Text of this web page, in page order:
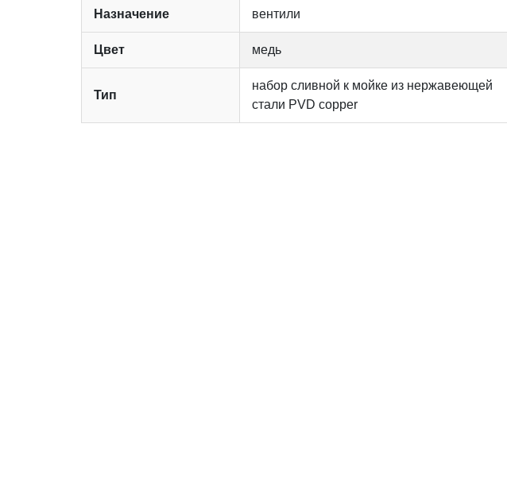
Назначение вентили
Цвет медь
Тип
набор сливной к мойке из нержавеющей
стали PVD copper